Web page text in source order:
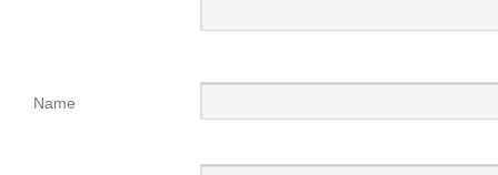
Name